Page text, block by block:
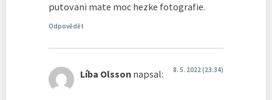
putovani mate moc hezke fotografie.
Odpovědět
Líba Olsson napsal: 8. 5. 2022 (23:34)